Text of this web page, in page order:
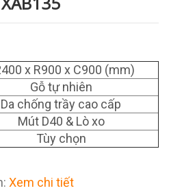
x R900 x C900 (mm)
Gỗ tự nhiên
Da chống trầy cao cấp
Mút D40 & Lò xo
Tùy chọn
Xem chi tiết